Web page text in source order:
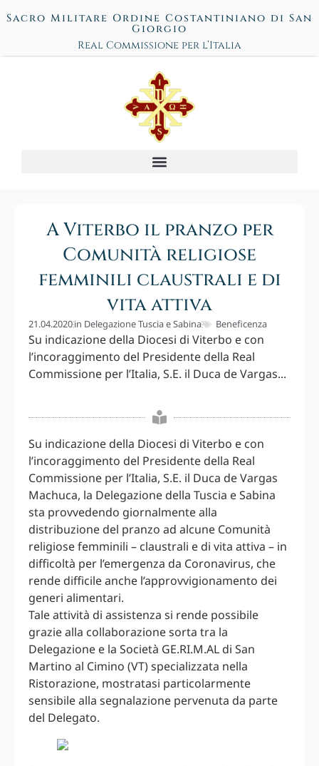
Sacro Militare Ordine Costantiniano di San
Giorgio
Real Commissione per l’Italia
A Viterbo il pranzo per
Comunità religiose
femminili claustrali e di
vita attiva
21.04.2020in Delegazione Tuscia e Sabina Beneficenza
Su indicazione della Diocesi di Viterbo e con
l’incoraggimento del Presidente della Real
Commissione per l’Italia, S.E. il Duca de Vargas...
Su indicazione della Diocesi di Viterbo e con
l’incoraggimento del Presidente della Real
Commissione per l’Italia, S.E. il Duca de Vargas
Machuca, la Delegazione della Tuscia e Sabina
sta provvedendo giornalmente alla
distribuzione del pranzo ad alcune Comunità
religiose femminili – claustrali e di vita attiva – in
difficoltà per l’emergenza da Coronavirus, che
rende difficile anche l’approvvigionamento dei
generi alimentari.
Tale attività di assistenza si rende possibile
grazie alla collaborazione sorta tra la
Delegazione e la Società GE.RI.M.AL di San
Martino al Cimino (VT) specializzata nella
Ristorazione, mostratasi particolarmente
sensibile alla segnalazione pervenuta da parte
del Delegato.